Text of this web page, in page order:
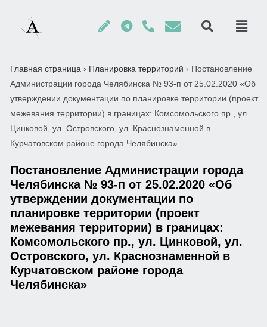
Главная страница › Планировка территорий › Постановление
Администрации города Челябинска № 93-п от 25.02.2020 «Об
утверждении документации по планировке территории (проект
межевания территории) в границах: Комсомольского пр., ул.
Цинковой, ул. Островского, ул. Краснознаменной в
Курчатовском районе города Челябинска»
Постановление Администрации города
Челябинска № 93-п от 25.02.2020 «Об
утверждении документации по
планировке территории (проект
межевания территории) в границах:
Комсомольского пр., ул. Цинковой, ул.
Островского, ул. Краснознаменной в
Курчатовском районе города
Челябинска»